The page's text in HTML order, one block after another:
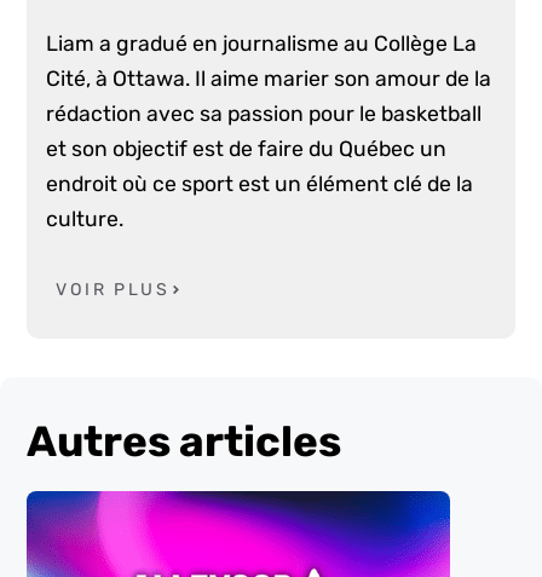
Liam a gradué en journalisme au Collège La
Cité, à Ottawa. Il aime marier son amour de la
rédaction avec sa passion pour le basketball
et son objectif est de faire du Québec un
endroit où ce sport est un élément clé de la
culture.
VOIR PLUS
Autres articles